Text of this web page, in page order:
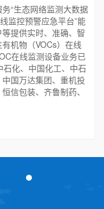
“生态网络监测大数据
监控预警应急平台”能
提供实时、准确、智
机物（VOCs）在线
在线监测设备业务已
化、中国化工、中石
国万达集团、重机投
信包装、齐鲁制药、